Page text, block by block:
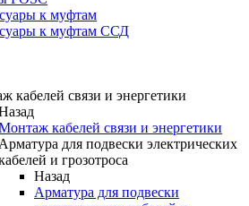
к муфтам
к муфтам ССД
кабелей связи и энергетики
кабелей связи и энергетики
Арматура для подвески электрических
и грозотроса
Назад
Арматура для подвески